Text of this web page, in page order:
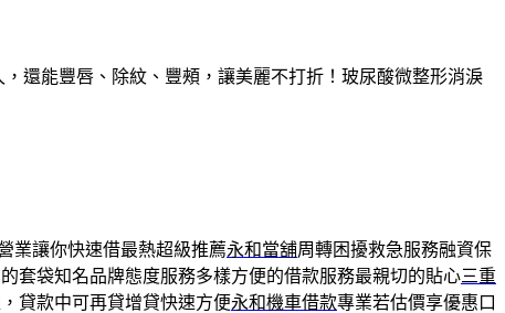
還能豐唇、除紋、豐頰，讓美麗不打折！玻尿酸微整形消淚
業讓你快速借最熱超級推薦永和當舖周轉困擾救急服務融資保
套袋知名品牌態度服務多樣方便的借款服務最親切的貼心三重
貸款中可再貸增貸快速方便永和機車借款專業若估價享優惠口